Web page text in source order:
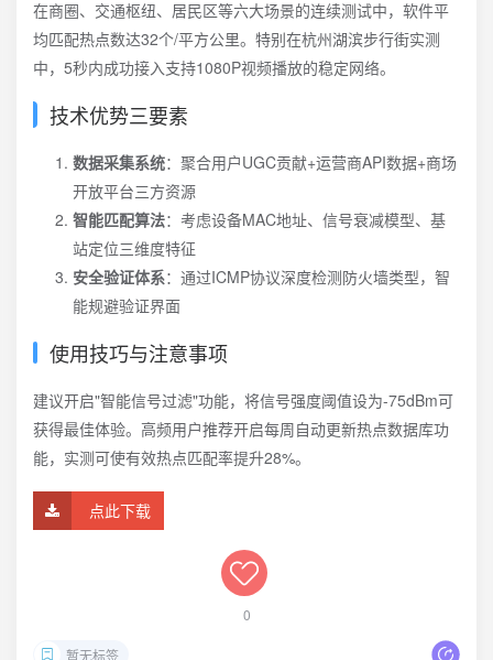
在商圈、交通枢纽、居民区等六大场景的连续测试中，软件平
均匹配热点数达32个/平方公里。特别在杭州湖滨步行街实测
中，5秒内成功接入支持1080P视频播放的稳定网络。
技术优势三要素
数据采集系统：聚合用户UGC贡献+运营商API数据+商场
开放平台三方资源
智能匹配算法：考虑设备MAC地址、信号衰减模型、基
站定位三维度特征
安全验证体系：通过ICMP协议深度检测防火墙类型，智
能规避验证界面
使用技巧与注意事项
建议开启"智能信号过滤"功能，将信号强度阈值设为-75dBm可
获得最佳体验。高频用户推荐开启每周自动更新热点数据库功
能，实测可使有效热点匹配率提升28%。
点此下载
0
暂无标签